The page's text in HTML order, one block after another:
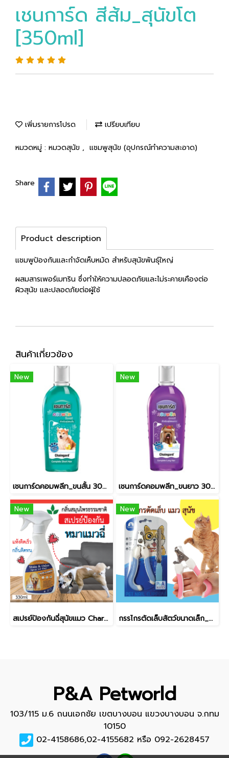
เชนการ์ด สีส้ม_สุนัขโต
[350ml]
เพิ่มรายการโปรด เปรียบเทียบ
หมวดหมู่ : หมวดสุนัข , แชมพูสุนัข (อุปกรณ์ทำความสะอาด)
Share
Product description
แชมพูป้องกันและกำจัดเห็บหมัด สำหรับสุนัขพันธุ์ใหญ่
ผสมสารเพอร์เมทริน ซึ่งทำให้ความปลอดภัยและไม่ระคายเคืองต่อ
ผิวสุนัข และปลอดภัยต่อผู้ใช้
สินค้าเกี่ยวข้อง
New
เชนการ์ดคอมพลีท_ขนสั้น 300ml
New
เชนการ์ดคอมพลีท_ขนยาว 300ml
New
สเปรย์ป้องกันฉี่สุนัขแมว Charming_กลิ่นสมุนไพร / ขนาด330ml.
New
กรรไกรตัดเล็บสัตว์ขนาดเล็ก_ขนาด 12.5*5cm [คละสี]
P&A Petworld
103/115 ม.6 ถนนเอกชัย เขตบางบอน แขวงบางบอน จ.กทม
10150
02-4158686,02-4155682 หรือ 092-2628457